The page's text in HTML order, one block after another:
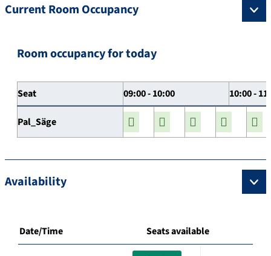
Current Room Occupancy
Room occupancy for today
Seat 09:00 - 10:00 10:00 -
Pal_Säge
Availability
Date/Time Seats available